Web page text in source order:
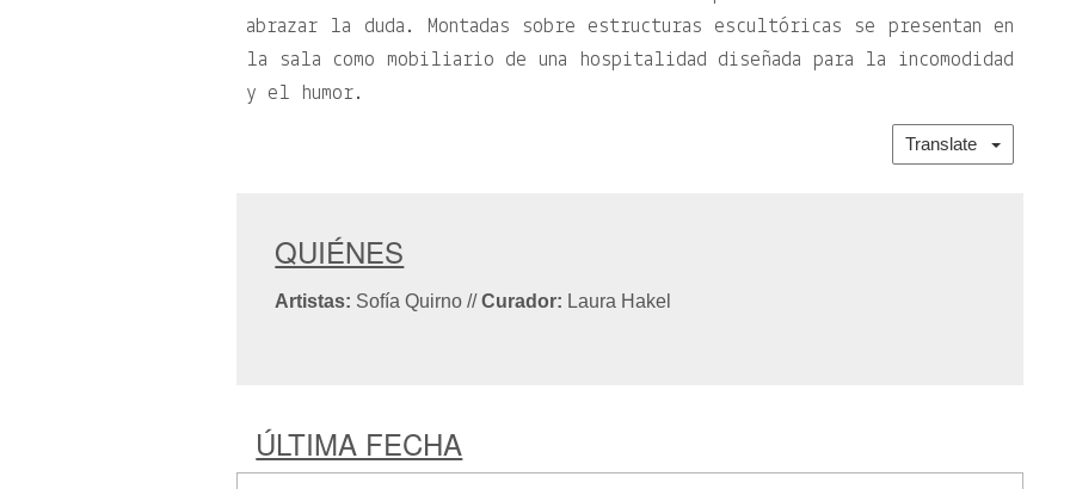
abrazar la duda. Montadas sobre estructuras escultóricas se presentan en
la sala como mobiliario de una hospitalidad diseñada para la incomodidad
y el humor.
Translate
QUIÉNES
Artistas: Sofía Quirno// Curador: Laura Hakel
ÚLTIMA FECHA